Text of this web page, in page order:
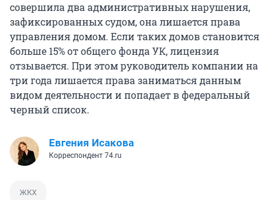
совершила два административных нарушения,
зафиксированных судом, она лишается права
управления домом. Если таких домов становится
больше 15% от общего фонда УК, лицензия
отзывается. При этом руководитель компании на
три года лишается права заниматься данным
видом деятельности и попадает в федеральный
черный список.
Евгения Исакова
Корреспондент 74.ru
ЖКХ